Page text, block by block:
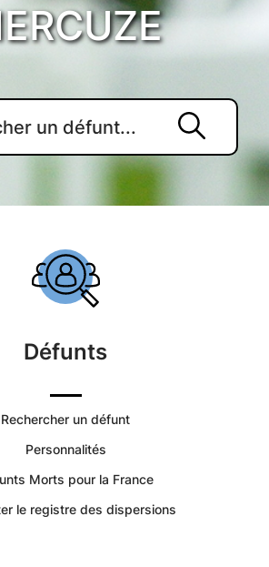
Accueil
du
Commune
de
Saint-
Vincent
Défunts
Rechercher un défunt
Personnalités
Morts pour la France
le registre des dispersions